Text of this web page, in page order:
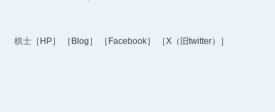
棋士 ［HP］ ［Blog］ ［Facebook］ ［X（旧twitter）］